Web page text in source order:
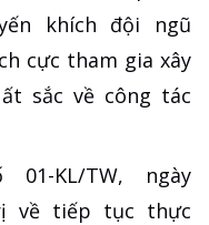
khích đội ngũ
cực tham gia xây
sắc về công tác
KL/TW, ngày
về tiếp tục thực